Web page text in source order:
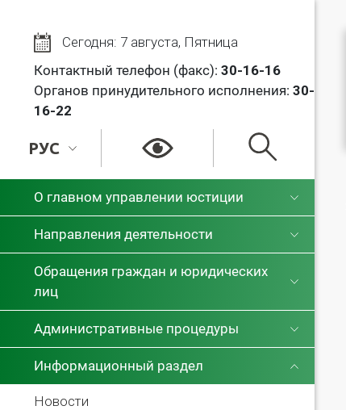
Сегодня: 7 августа, Пятница
Контактный телефон (факс): 30-16-16
Органов принудительного исполнения: 30-
16-22
РУС
О главном управлении юстиции
Направления деятельности
Обращения граждан и юридических
лиц
Административные процедуры
Информационный раздел
Новости